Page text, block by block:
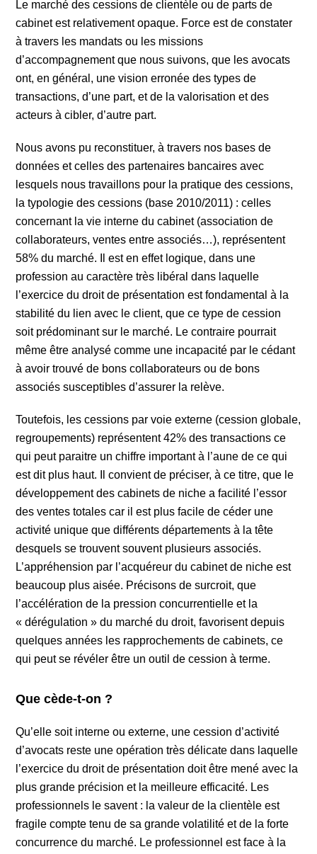
Le marché des cessions de clientèle ou de parts de
cabinet est relativement opaque. Force est de constater
à travers les mandats ou les missions
d’accompagnement que nous suivons, que les avocats
ont, en général, une vision erronée des types de
transactions, d’une part, et de la valorisation et des
acteurs à cibler, d’autre part.
Nous avons pu reconstituer, à travers nos bases de
données et celles des partenaires bancaires avec
lesquels nous travaillons pour la pratique des cessions,
la typologie des cessions (base 2010/2011) : celles
concernant la vie interne du cabinet (association de
collaborateurs, ventes entre associés…), représentent
58% du marché. Il est en effet logique, dans une
profession au caractère très libéral dans laquelle
l’exercice du droit de présentation est fondamental à la
stabilité du lien avec le client, que ce type de cession
soit prédominant sur le marché. Le contraire pourrait
même être analysé comme une incapacité par le cédant
à avoir trouvé de bons collaborateurs ou de bons
associés susceptibles d’assurer la relève.
Toutefois, les cessions par voie externe (cession globale,
regroupements) représentent 42% des transactions ce
qui peut paraitre un chiffre important à l’aune de ce qui
est dit plus haut. Il convient de préciser, à ce titre, que le
développement des cabinets de niche a facilité l’essor
des ventes totales car il est plus facile de céder une
activité unique que différents départements à la tête
desquels se trouvent souvent plusieurs associés.
L’appréhension par l’acquéreur du cabinet de niche est
beaucoup plus aisée. Précisons de surcroit, que
l’accélération de la pression concurrentielle et la
« dérégulation » du marché du droit, favorisent depuis
quelques années les rapprochements de cabinets, ce
qui peut se révéler être un outil de cession à terme.
Que cède-t-on ?
Qu’elle soit interne ou externe, une cession d’activité
d’avocats reste une opération très délicate dans laquelle
l’exercice du droit de présentation doit être mené avec la
plus grande précision et la meilleure efficacité. Les
professionnels le savent : la valeur de la clientèle est
fragile compte tenu de sa grande volatilité et de la forte
concurrence du marché. Le professionnel est face à la